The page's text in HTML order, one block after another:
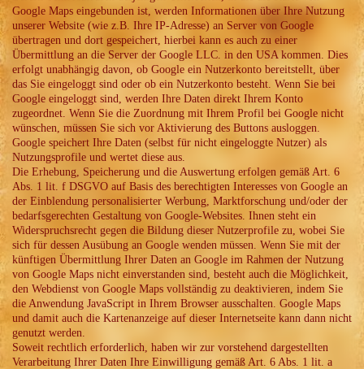
Google Maps eingebunden ist, werden Informationen über Ihre Nutzung
unserer Website (wie z.B. Ihre IP-Adresse) an Server von Google
übertragen und dort gespeichert, hierbei kann es auch zu einer
Übermittlung an die Server der Google LLC. in den USA kommen. Dies
erfolgt unabhängig davon, ob Google ein Nutzerkonto bereitstellt, über
das Sie eingeloggt sind oder ob ein Nutzerkonto besteht. Wenn Sie bei
Google eingeloggt sind, werden Ihre Daten direkt Ihrem Konto
zugeordnet. Wenn Sie die Zuordnung mit Ihrem Profil bei Google nicht
wünschen, müssen Sie sich vor Aktivierung des Buttons ausloggen.
Google speichert Ihre Daten (selbst für nicht eingeloggte Nutzer) als
Nutzungsprofile und wertet diese aus.
Die Erhebung, Speicherung und die Auswertung erfolgen gemäß Art. 6
Abs. 1 lit. f DSGVO auf Basis des berechtigten Interesses von Google an
der Einblendung personalisierter Werbung, Marktforschung und/oder der
bedarfsgerechten Gestaltung von Google-Websites. Ihnen steht ein
Widerspruchsrecht gegen die Bildung dieser Nutzerprofile zu, wobei Sie
sich für dessen Ausübung an Google wenden müssen. Wenn Sie mit der
künftigen Übermittlung Ihrer Daten an Google im Rahmen der Nutzung
von Google Maps nicht einverstanden sind, besteht auch die Möglichkeit,
den Webdienst von Google Maps vollständig zu deaktivieren, indem Sie
die Anwendung JavaScript in Ihrem Browser ausschalten. Google Maps
und damit auch die Kartenanzeige auf dieser Internetseite kann dann nicht
genutzt werden.
Soweit rechtlich erforderlich, haben wir zur vorstehend dargestellten
Verarbeitung Ihrer Daten Ihre Einwilligung gemäß Art. 6 Abs. 1 lit. a